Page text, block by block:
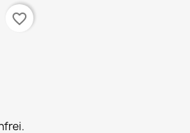
favorite_border